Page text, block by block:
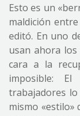
Esto es un
maldición
editó. En uno
usan ahora
cara a la
imposible:
trabajadores lo
mismo «estilo»